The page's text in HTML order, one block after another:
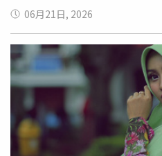
菲律賓總統小馬可仕政府最新
對經濟與物價問題的不滿情緒
者表示滿意政府整體施政表現
未表態，計算後淨滿意度為負
14，短短數月內暴跌27個百分
最大跌幅。SWS指出，這也是
見出現的低點；上一次更低
總統雅羅育（Gloria
45。從施政項目觀察，經濟與
06月21日, 2026